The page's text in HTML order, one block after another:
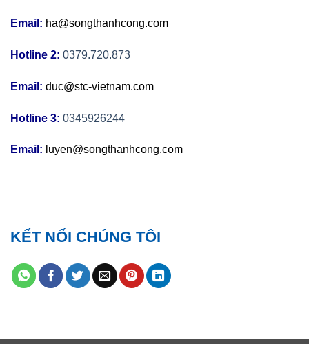
Email: ha@songthanhcong.com
Hotline 2: 0379.720.873
Email: duc@stc-vietnam.com
Hotline 3: 0345926244
Email: luyen@songthanhcong.com
KẾT NỐI CHÚNG TÔI